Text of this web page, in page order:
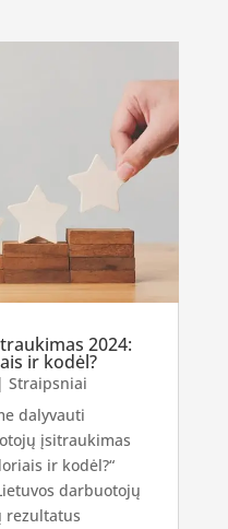
2024:
ir kodėl?
Straipsniai
dalyvauti
įsitraukimas
ir kodėl?“
darbuotojų
rezultatus